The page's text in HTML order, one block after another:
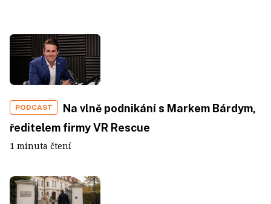
PODCAST
Na vlně podnikání s Markem Bárdym,
ředitelem firmy VR Rescue
1 minuta čtení